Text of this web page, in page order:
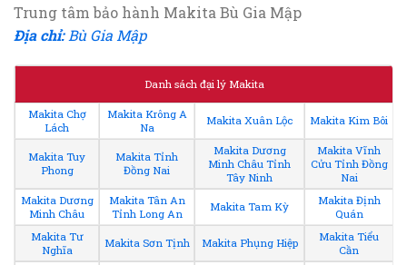
Trung tâm bảo hành Makita Bù Gia Mập
Địa chỉ: Bù Gia Mập
Danh sách đại lý Makita
Makita Chợ
Lách
Makita Krông A
Na
Makita Xuân Lộc Makita Kim Bôi
Makita Tuy
Phong
Makita Tỉnh
Đồng Nai
Makita Dương
Minh Châu Tỉnh
Tây Ninh
Makita Vĩnh
Cửu Tỉnh Đồng
Nai
Makita Dương
Minh Châu
Makita Tân An
Tỉnh Long An
Makita Tam Kỳ
Makita Định
Quán
Makita Tư
Nghĩa
Makita Sơn Tịnh Makita Phụng Hiệp
Makita Tiểu
Cần